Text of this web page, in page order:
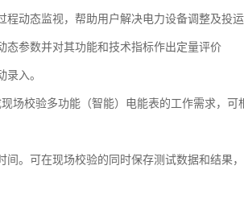
动态监视，帮助用户解决电力设备调整及投运
态参数并对其功能和技术指标作出定量评价
入。
场校验多功能（智能）电能表的工作需求，
。可在现场校验的同时保存测试数据和结果